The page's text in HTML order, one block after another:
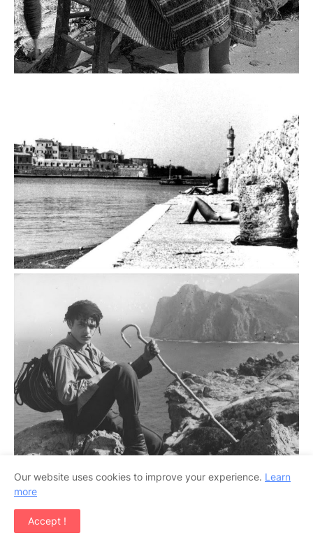
Our website uses cookies to improve your experience. Learn
more
Accept !